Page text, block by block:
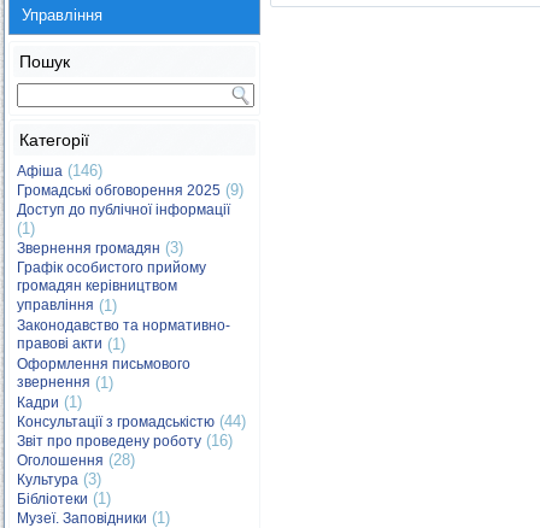
Управління
Пошук
Категорії
Афіша (146)
Громадські обговорення 2025 (9)
Доступ до публічної інформації
(1)
Звернення громадян (3)
Графік особистого прийому
громадян керівництвом
управління (1)
Законодавство та нормативно-
правові акти (1)
Оформлення письмового
звернення (1)
Кадри (1)
Консультації з громадськістю (44)
Звіт про проведену роботу (16)
Оголошення (28)
Культура (3)
Бібліотеки (1)
Музеї. Заповідники (1)